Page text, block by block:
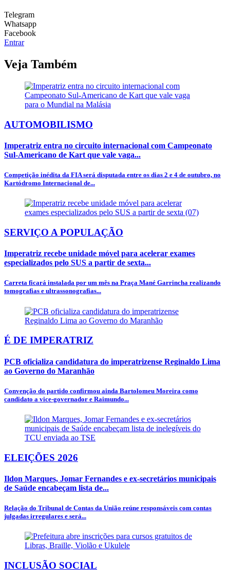
Telegram
Whatsapp
Facebook
Entrar
Veja Também
AUTOMOBILISMO
Imperatriz entra no circuito internacional com Campeonato
Sul-Americano de Kart que vale vaga...
Competição inédita da FIA será disputada entre os dias 2 e 4 de outubro, no
Kartódromo Internacional de...
SERVIÇO A POPULAÇÃO
Imperatriz recebe unidade móvel para acelerar exames
especializados pelo SUS a partir de sexta...
Carreta ficará instalada por um mês na Praça Mané Garrincha realizando
tomografias e ultrassonografias...
É DE IMPERATRIZ
PCB oficializa candidatura do imperatrizense Reginaldo Lima
ao Governo do Maranhão
Convenção do partido confirmou ainda Bartolomeu Moreira como
candidato a vice-governador e Raimundo...
ELEIÇÕES 2026
Ildon Marques, Jomar Fernandes e ex-secretários municipais
de Saúde encabeçam lista de...
Relação do Tribunal de Contas da União reúne responsáveis com contas
julgadas irregulares e será...
INCLUSÃO SOCIAL